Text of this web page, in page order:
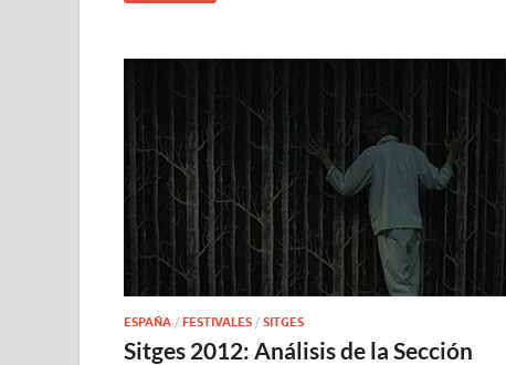
ESPAÑA / FESTIVALES / SITGES
Sitges 2012: Análisis de la Sección